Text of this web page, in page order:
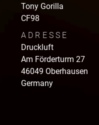
Tony Gorilla
CF98
ADRESSE
Druckluft
Am Förderturm 27
46049 Oberhausen
Germany